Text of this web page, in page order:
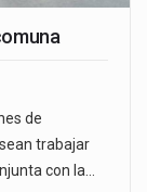
de
trabajar
con la…